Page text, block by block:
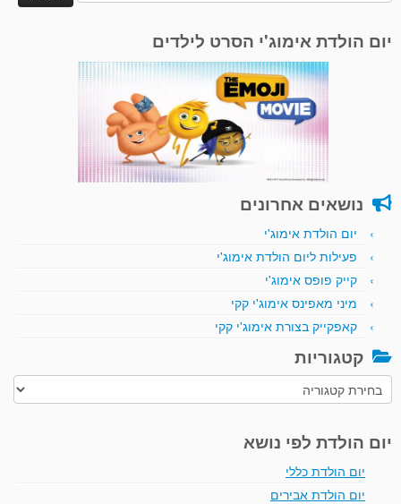
יום הולדת אימוג'י הסרט לילדים
נושאים אחרונים
יום הולדת אימוג'י
פעילות ליום הולדת אימוג'י
קייק פופס אימוג'י
מיני מאפינס אימוג'י קקי
קאפקייק בצורת אימוג'י קקי
קטגוריות
קטגוריות
יום הולדת לפי נושא
יום הולדת כללי
יום הולדת אבירים